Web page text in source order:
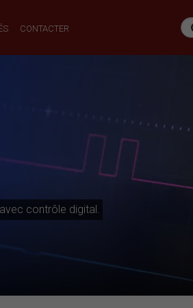
CONTACTER
contrôle digital.